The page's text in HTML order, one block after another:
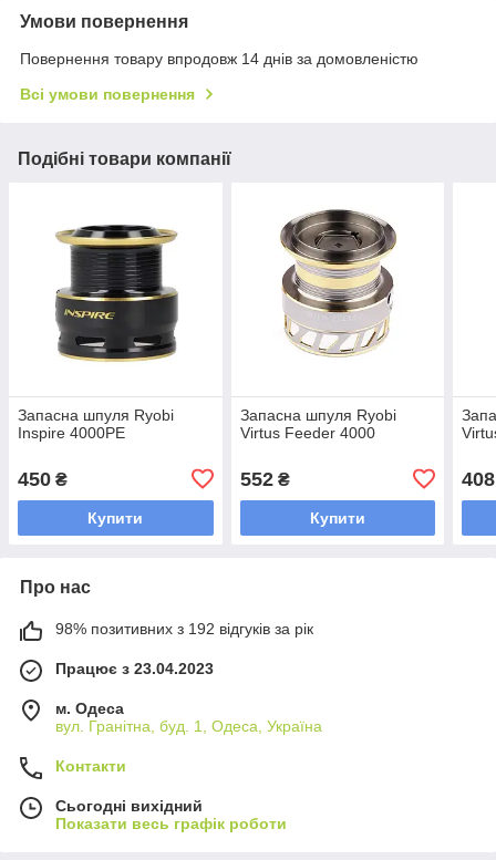
Умови повернення
Повернення товару впродовж 14 днів за домовленістю
Всі умови повернення
Подібні товари компанії
Запасна шпуля Ryobi
Inspire 4000PE
450 ₴
Купити
Запасна шпуля Ryobi
Virtus Feeder 4000
552₴
Купити
408
Про нас
98% позитивних з 192 відгуків за рік
Працює з 23.04.2023
м. Одеса
вул. Гранітна, буд. 1, Одеса, Україна
Контакти
Сьогодні вихідний
Показати весь графік роботи